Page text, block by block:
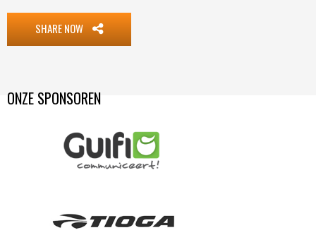
SHARE NOW
ONZE SPONSOREN